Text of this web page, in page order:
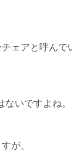
ェアと呼んで
いですよね。
が、